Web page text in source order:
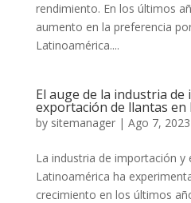
rendimiento. En los últimos
aumento en la preferencia
Latinoamérica....
El auge de la industria
exportación de llantas en
by sitemanager| Ago 7, 2023
La industria de importación y
Latinoamérica ha
crecimiento en los últimos